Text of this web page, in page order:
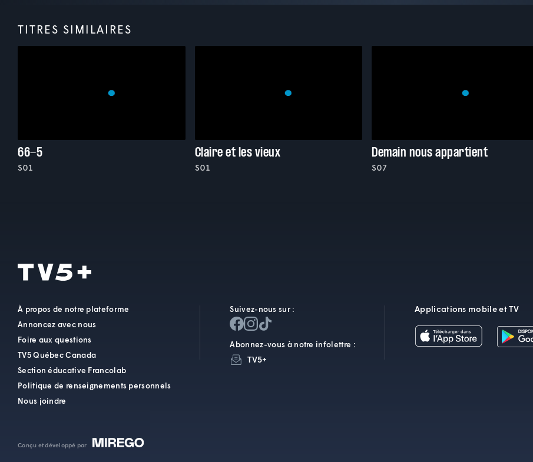
TITRES SIMILAIRES
66-5
S01
Claire et les vieux
S01
Demain nous appartient
S07
À propos de notre plateforme
Annoncez avec nous
Foire aux questions
TV5 Québec Canada
Section éducative Francolab
Politique de renseignements personnels
Nous joindre
Suivez-nous sur :
Abonnez-vous à notre infolettre :
TV5+
Applications mobile et TV
Conçu et développé par